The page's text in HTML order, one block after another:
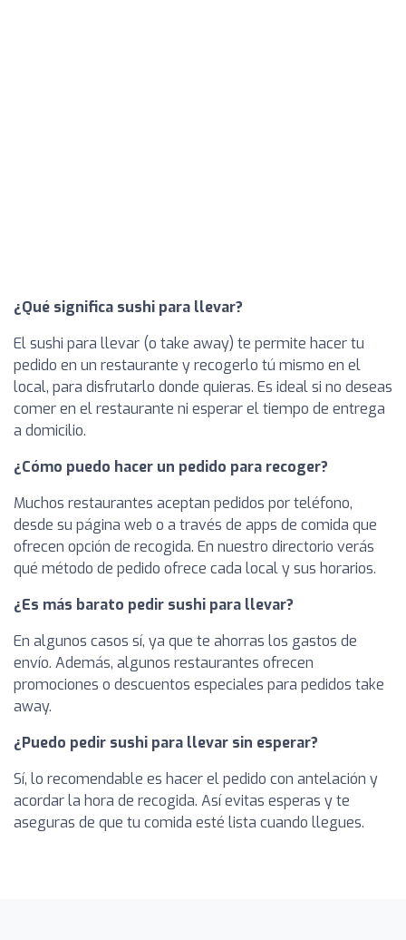
¿Qué significa sushi para llevar?
El sushi para llevar (o take away) te permite hacer tu
pedido en un restaurante y recogerlo tú mismo en el
local, para disfrutarlo donde quieras. Es ideal si no deseas
comer en el restaurante ni esperar el tiempo de entrega
a domicilio.
¿Cómo puedo hacer un pedido para recoger?
Muchos restaurantes aceptan pedidos por teléfono,
desde su página web o a través de apps de comida que
ofrecen opción de recogida. En nuestro directorio verás
qué método de pedido ofrece cada local y sus horarios.
¿Es más barato pedir sushi para llevar?
En algunos casos sí, ya que te ahorras los gastos de
envío. Además, algunos restaurantes ofrecen
promociones o descuentos especiales para pedidos take
away.
¿Puedo pedir sushi para llevar sin esperar?
Sí, lo recomendable es hacer el pedido con antelación y
acordar la hora de recogida. Así evitas esperas y te
aseguras de que tu comida esté lista cuando llegues.